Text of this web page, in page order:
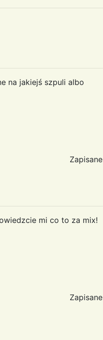
na jakiejś szpuli albo
Zapisane
mi co to za mix!
Zapisane